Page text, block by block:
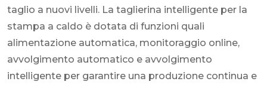
taglio a nuovi livelli. La taglierina intelligente per la
stampa a caldo è dotata di funzioni quali
alimentazione automatica, monitoraggio online,
avvolgimento automatico e avvolgimento
intelligente per garantire una produzione continua e